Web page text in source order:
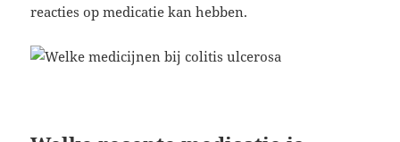
reacties op medicatie kan hebben.